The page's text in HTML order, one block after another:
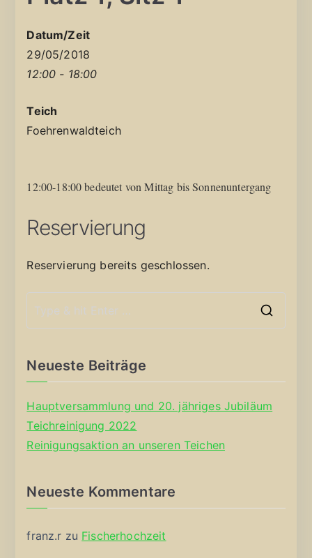
Datum/Zeit
29/05/2018
12:00 - 18:00
Teich
Foehrenwaldteich
12:00-18:00 bedeutet von Mittag bis Sonnenuntergang
Reservierung
Reservierung bereits geschlossen.
Neueste Beiträge
Hauptversammlung und 20. jähriges Jubiläum
Teichreinigung 2022
Reinigungsaktion an unseren Teichen
Neueste Kommentare
franz.r zu Fischerhochzeit